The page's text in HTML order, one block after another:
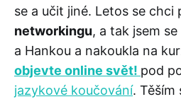
se a učit jiné. Letos se chci
networkingu, a tak jsem
a Hankou a nakoukla na
objevte online svět! pod
jazykové koučování. Těším